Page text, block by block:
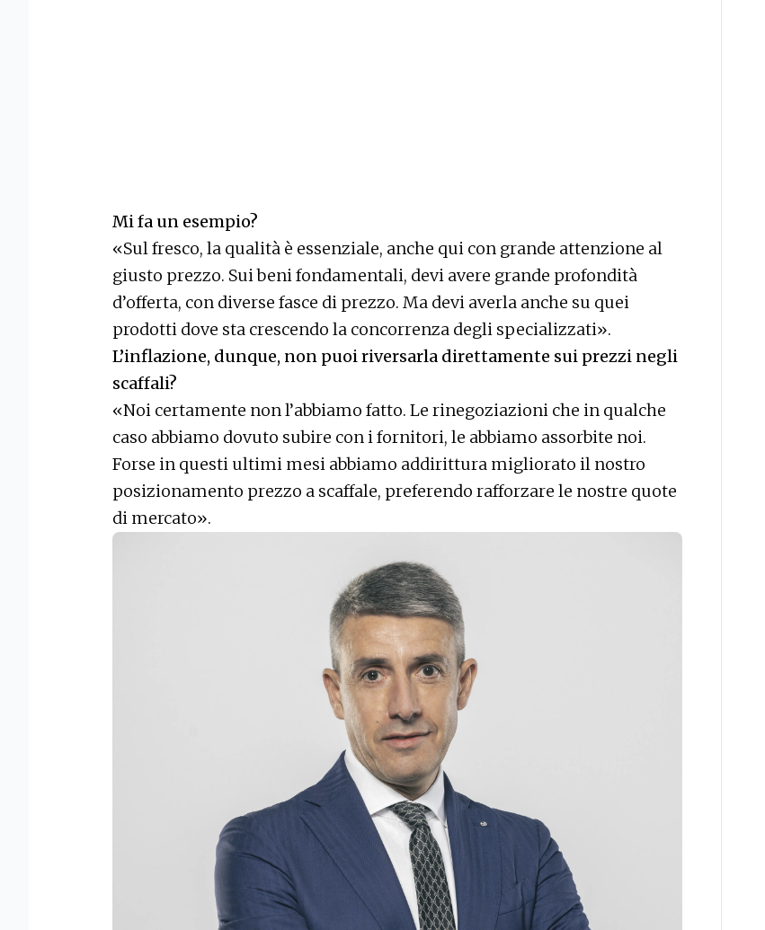
Mi fa un esempio?
«Sul fresco, la qualità è essenziale, anche qui con grande attenzione al
giusto prezzo. Sui beni fondamentali, devi avere grande profondità
d’offerta, con diverse fasce di prezzo. Ma devi averla anche su quei
prodotti dove sta crescendo la concorrenza degli specializzati».
L’inflazione, dunque, non puoi riversarla direttamente sui prezzi negli
scaffali?
«Noi certamente non l’abbiamo fatto. Le rinegoziazioni che in qualche
caso abbiamo dovuto subire con i fornitori, le abbiamo assorbite noi.
Forse in questi ultimi mesi abbiamo addirittura migliorato il nostro
posizionamento prezzo a scaffale, preferendo rafforzare le nostre quote
di mercato».